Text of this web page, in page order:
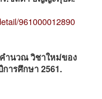
961000012890
ำนวณ วิชาใหม่ของ
ารศึกษา 2561.